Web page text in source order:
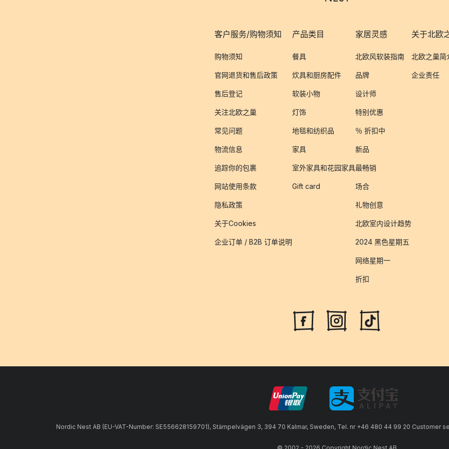
客户服务/购物须知
购物须知
官网退货和售后政策
售后登记
关注北欧之巢
常见问题
物流信息
追踪你的包裹
网站使用条款
隐私政策
关于Cookies
企业订单 / B2B 订单说明
产品类目
餐具
炊具和厨房配件
软装小物
灯饰
地毯和纺织品
家具
室外家具和花园家具
Gift card
家居灵感
北欧风软装指南
品牌
设计师
特别优惠
％ 折扣中
新品
最畅销
场合
礼物创意
北欧室内设计趋势
2024 黑色星期五
网络星期一
折扣
关于北欧
北欧之巢简
企业责任
Nordic Nest AB (EU-VAT-Number: SE556628159701), Stämpelvägen 3, 394 70 Kalmar, Sweden, Tel. nr +46 480 44 99 20 Customer